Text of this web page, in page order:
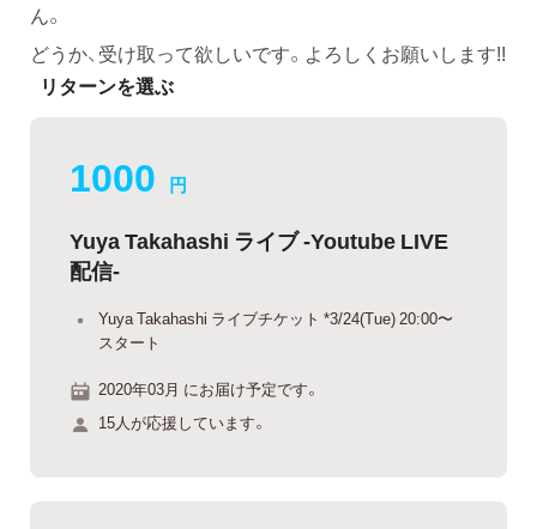
ん。
どうか、受け取って欲しいです。よろしくお願いします!!
リターンを選ぶ
1000 円
Yuya Takahashi ライブ -Youtube LIVE
配信-
Yuya Takahashi ライブチケット *3/24(Tue) 20:00〜
スタート
2020年03月 にお届け予定です。
15人が応援しています。